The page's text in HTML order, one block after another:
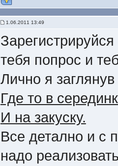
1.06.2011 13:49
тебя попрос и
Лично я
Где то в
И на закуску.
Все детално и с
надо